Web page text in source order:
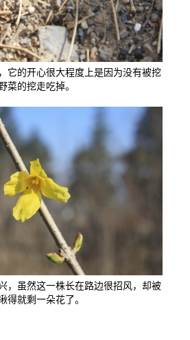
它的开心很大程度上是因为没有被挖
菜的挖走吃掉。
，虽然这一株长在路边很招风，却被
得就剩一朵花了。